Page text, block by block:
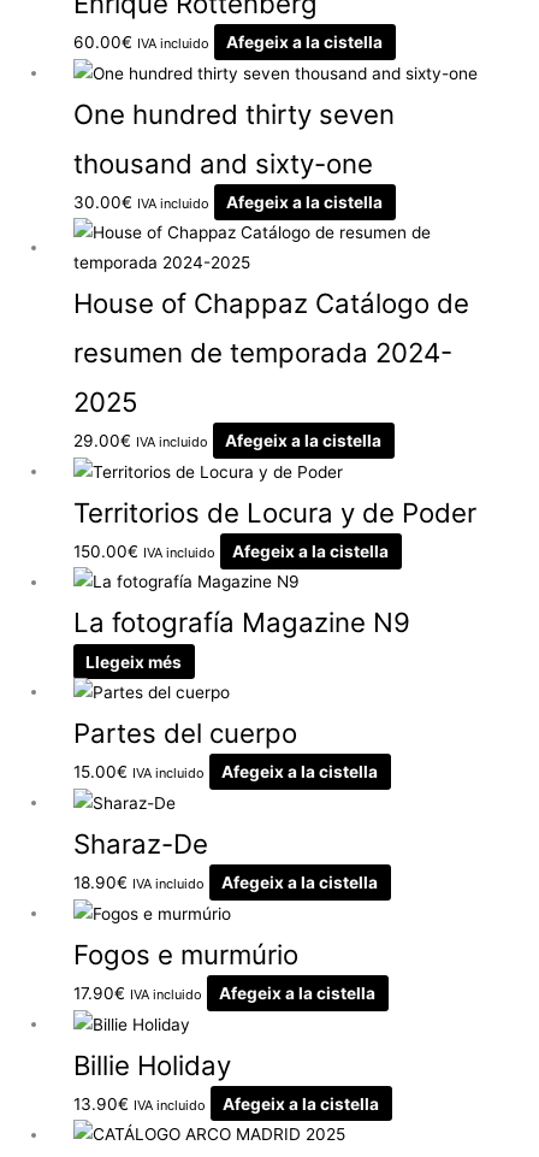
60.00€ IVA incluido Afegeix a la cistella
One hundred thirty seven
thousand and sixty-one
30.00€ IVA incluido Afegeix a la cistella
House of Chappaz Catálogo de
resumen de temporada 2024-
2025
29.00€ IVA incluido Afegeix a la cistella
Territorios de Locura y de Poder
150.00€ IVA incluido Afegeix a la cistella
La fotografía Magazine N9
Llegeix més
Partes del cuerpo
15.00€ IVA incluido Afegeix a la cistella
Sharaz-De
18.90€ IVA incluido Afegeix a la cistella
Fogos e murmúrio
17.90€ IVA incluido Afegeix a la cistella
Billie Holiday
13.90€ IVA incluido Afegeix a la cistella